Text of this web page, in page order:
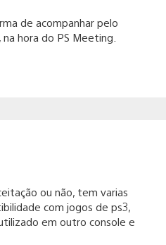
de acompanhar pelo
hora do PS Meeting.
ou não, tem varias
com jogos de ps3,
em outro console e